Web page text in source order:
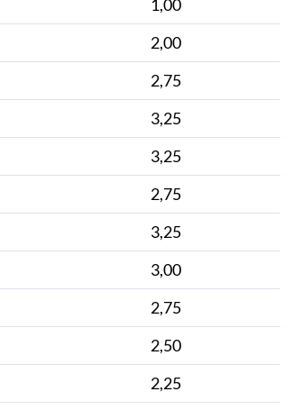
1,00
2,00
2,75
3,25
3,25
2,75
3,25
3,00
2,75
2,50
2,25